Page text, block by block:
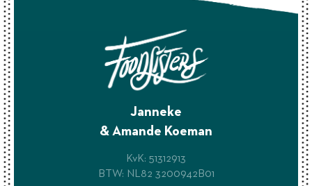
Janneke
& Amande Koeman
KvK: 51312913
BTW: NL82 3200942B01